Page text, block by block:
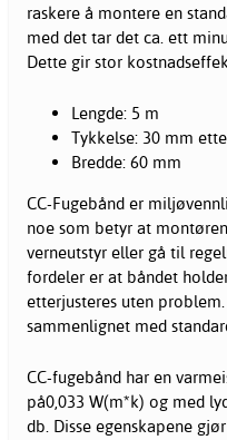
raskere å montere en
med det tar det ca. ett
Dette gir stor
Lengde: 5 m
Tykkelse: 30 mm
Bredde: 60 mm
CC-Fugebånd er
noe som betyr at
verneutstyr eller gå til
fordeler er at båndet
etterjusteres uten
sammenlignet med
CC-fugebånd har en
på0,033 W(m*k) og med
db. Disse egenskapene